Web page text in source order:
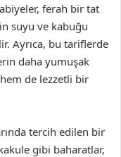
ferah bir tat
suyu ve kabuğu
Ayrıca, bu tariflerde
daha yumuşak
hem de lezzetli bir
tercih edilen bir
gibi baharatlar,